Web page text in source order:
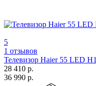
5
1 отзывов
Телевизор Haier 55 LED H1
28 410 р.
36 990 р.